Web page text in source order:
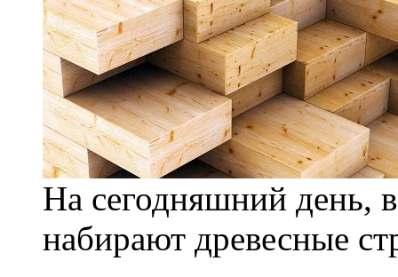
На сегодняшний день,
набирают древесные